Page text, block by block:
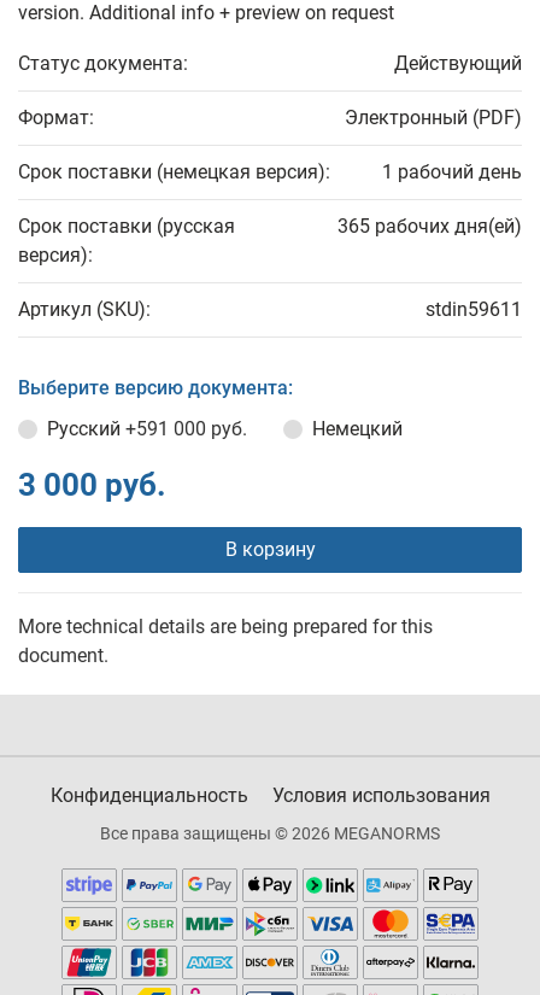
version. Additional info + preview on request
Статус документа: Действующий
Формат: Электронный (PDF)
Срок поставки (немецкая версия): 1 рабочий день
Срок поставки (русская
версия):
365 рабочих дня(ей)
Артикул (SKU): stdin59611
Выберите версию документа:
Русский +591 000 руб. Немецкий
3 000 руб.
В корзину
More technical details are being prepared for this
document.
Конфиденциальность Условия использования
Все права защищены © 2026 MEGANORMS